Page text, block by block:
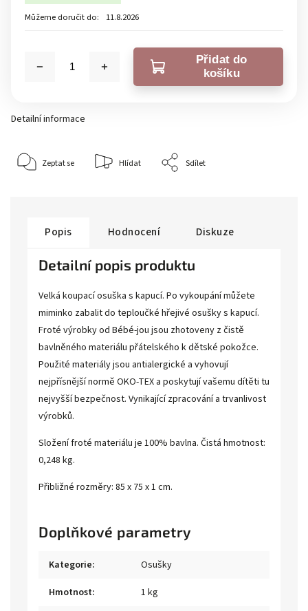
Můžeme doručit do: 11.8.2026
Přidat do
košíku
Detailní informace
Zeptat se Hlídat Sdílet
Popis Hodnocení Diskuze
Detailní popis produktu
Velká koupací osuška s kapucí. Po vykoupání můžete
miminko zabalit do teploučké hřejivé osušky s kapucí.
Froté výrobky od Bébé-jou jsou zhotoveny z čistě
bavlněného materiálu přátelského k dětské pokožce.
Použité materiály jsou antialergické a vyhovují
nejpřísnější normě OKO-TEX a poskytují vašemu dítěti tu
nejvyšší bezpečnost. Vynikající zpracování a trvanlivost
výrobků.
Složení froté materiálu je 100% bavlna. Čistá hmotnost:
0,248 kg.
Přibližné rozměry: 85 x 75 x 1 cm.
Doplňkové parametry
Kategorie:
Osušky
Hmotnost: 1 kg